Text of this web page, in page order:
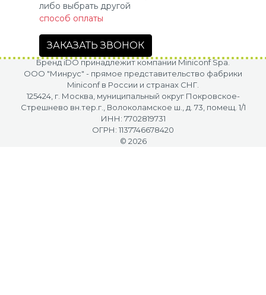
либо выбрать другой
способ оплаты
ЗАКАЗАТЬ ЗВОНОК
Бренд iDO принадлежит компании Miniconf Spa.
OOO "Минрус" - прямое представительство фабрики
Miniconf в России и странах СНГ.
125424, г. Москва, муниципальный округ Покровское-
Стрешнево вн.тер.г., Волоколамское ш., д. 73, помещ. 1/1
ИНН: 7702819731
ОГРН: 1137746678420
© 2026